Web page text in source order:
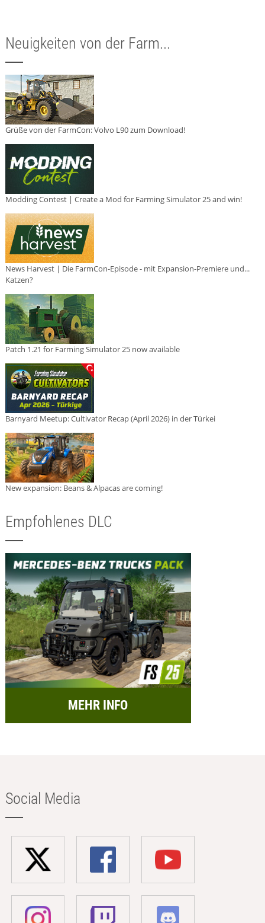
Neuigkeiten von der Farm...
Grüße von der FarmCon: Volvo L90 zum Download!
Modding Contest | Create a Mod for Farming Simulator 25 and win!
News Harvest | Die FarmCon-Episode - mit Expansion-Premiere und...
Katzen?
Patch 1.21 for Farming Simulator 25 now available
Barnyard Meetup: Cultivator Recap (April 2026) in der Türkei
New expansion: Beans & Alpacas are coming!
Empfohlenes DLC
MEHR INFO
Social Media